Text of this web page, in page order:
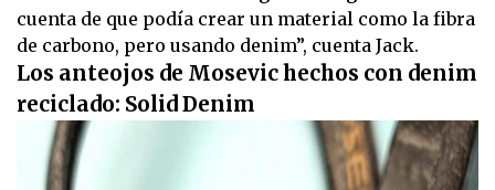
cuenta de que podía crear un material como la fibra
de carbono, pero usando denim”, cuenta Jack.
Los anteojos de Mosevic hechos con denim
reciclado: Solid Denim